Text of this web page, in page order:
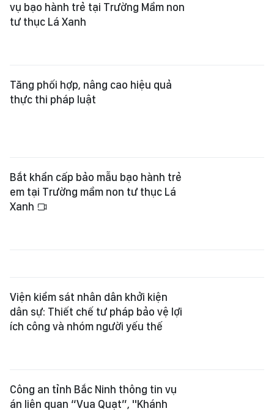
vụ bạo hành trẻ tại Trường Mầm non
tư thục Lá Xanh
Tăng phối hợp, nâng cao hiệu quả
thực thi pháp luật
Bắt khẩn cấp bảo mẫu bạo hành trẻ
em tại Trường mầm non tư thục Lá
Xanh
Viện kiểm sát nhân dân khởi kiện
dân sự: Thiết chế tư pháp bảo vệ lợi
ích công và nhóm người yếu thế
Công an tỉnh Bắc Ninh thông tin vụ
án liên quan “Vua Quạt”, "Khánh